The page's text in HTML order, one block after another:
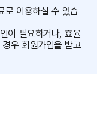
로 이용하실 수 있습
이 필요하거나, 효율
우 회원가입을 받고